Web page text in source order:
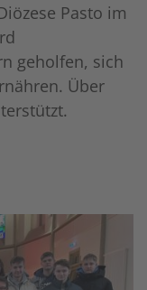
Pasto im
geholfen, sich
Über